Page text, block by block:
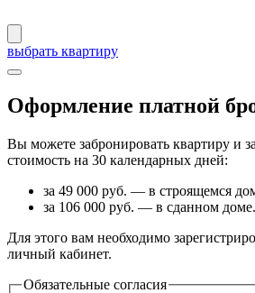
выбрать квартиру
Оформление платной
Вы можете забронировать квартиру и
стоимость на 30 календарных дней:
за 49 000 руб. — в строящемся
за 106 000 руб. — в сданном доме.
Для этого вам необходимо
личный кабинет.
Обязательные согласия